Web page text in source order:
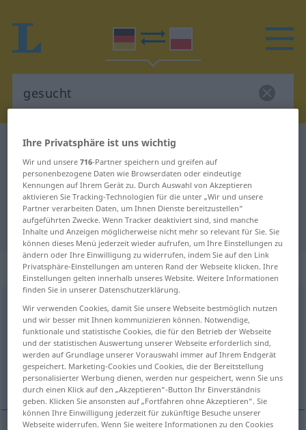
Deutsch-Polnisch Wörterbuch
Deutsch-Polnisch Übersetzung für
"gesucht"
"gesucht" Polnisch Übersetzung
„gesucht“: Adjektiv
gesuchtadj
Übersicht aller Übersetzungen
(Für mehr Details die Übersetzung anklicken/antippen)
poszukiwany
Ihre Privatsphäre ist uns wichtig
Wir und unsere716-Partner speichern und greifen auf
personenbezogene Daten wie Browserdaten oder eindeutige
Kennungen auf Ihrem Gerät zu. Durch Auswahl von Akzeptieren
aktivieren Sie Tracking-Technologien für die unter „Wir und unsere
Partner verarbeiten Daten, um Ihnen Dienste bereitzustellen“
aufgeführten Zwecke. Wenn Tracker deaktiviert sind, sind manche
Inhalte und Anzeigen möglicherweise nicht mehr so relevant für Sie. Sie
können dieses Menü jederzeit wieder aufrufen, um Ihre Einstellungen zu
ändern oder Ihre Einwilligung zu widerrufen, indem Sie auf den Link
Privatsphäre-Einstellungen am unteren Rand der Webseite klicken. Ihre
Einstellungen gelten innerhalb unseres Website. Weitere Informationen
finden Sie in unserer Datenschutzerklärung.
Wir verwenden Cookies, damit Sie unsere Webseite bestmöglich nutzen
und wir besser mit Ihnen kommunizieren können. Notwendige,
funktionale und statistische Cookies, die für den Betrieb der Webseite
und der statistischen Auswertung unserer Webseite erforderlich sind,
werden auf Grundlage unserer Vorauswahl immer auf Ihrem Endgerät
gespeichert. Marketing-Cookies und Cookies, die der Bereitstellung
personalisierter Werbung dienen, werden nur gespeichert, wenn Sie uns
durch einen Klick auf den „Akzeptieren“-Button Ihr Einverständnis
geben. Klicken Sie ansonsten auf „Fortfahren ohne Akzeptieren“. Sie
können Ihre Einwilligung jederzeit für zukünftige Besuche unserer
Webseite widerrufen. Wenn Sie weitere Informationen zu den Cookies